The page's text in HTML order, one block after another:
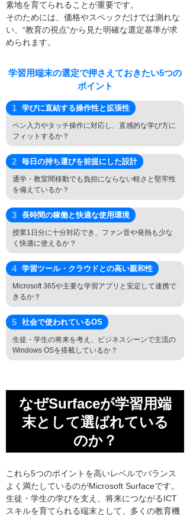
素地を育てられることが重要です。
そのためには、価格やスペックだけでは測れな
い、“教育の視点”から見た明確な選定基準が求
められます。
学習用端末の選定で押さえておきたい5つの
ポイント
学びに直結する操作性と拡張性
ペン入力やタッチ操作に対応し、直感的な学び方に
フィットするか？
毎日の持ち運びを前提にした設計
通学・教室間移動でも負担にならない軽さと堅牢性
を備えているか？
長時間の稼働と快適な使用環境
授業1日分に十分対応でき、ファン音や発熱も少な
く快適に使えるか？
学習ツール・クラウドとの高い親和性
Microsoft 365や主要な学習アプリと安定して連携で
きるか？
社会で使われているOS
生徒・学生の将来を考え、ビジネスシーンで主流の
Windows OSを搭載しているか？
なぜSurfaceが学習用端
末として選ばれている
のか？
これら5つのポイントを高いレベルでバランス
よく満たしているのがMicrosoft Surfaceです。
生徒・学生の学びを支え、将来につながるICT
スキルを育てられる端末として、多くの教育機